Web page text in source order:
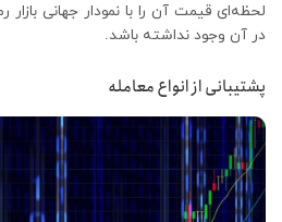
لحظه‌ای قیمت آن را با نمودار جهانی بازار
در آن وجود نداشته باشد.
پشتیبانی از انواع معامله